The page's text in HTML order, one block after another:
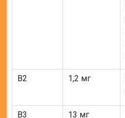
В2 1,2 мг
В3 13 мг